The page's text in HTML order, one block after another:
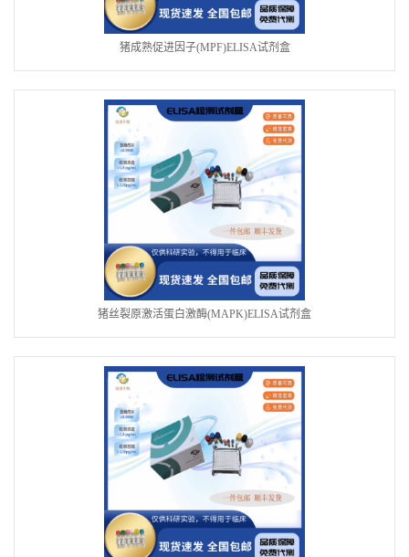
猪成熟促进因子(MPF)ELISA试剂盒
猪丝裂原激活蛋白激酶(MAPK)ELISA试剂盒